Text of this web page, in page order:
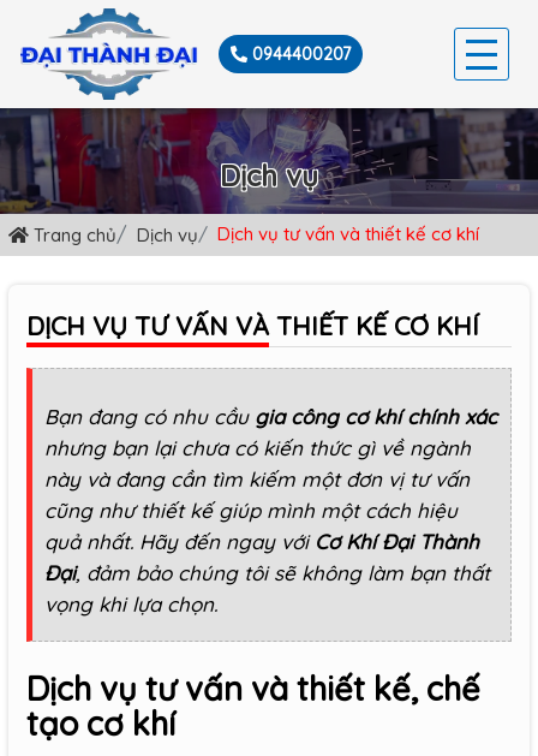
TRANG CHỦ
GIỚI THIỆU
SẢN PHẨM
LIÊN HỆ
0944400207
Dịch vụ
Trang chủ Dịch vụ Dịch vụ tư vấn và thiết kế cơ khí
DỊCH VỤ TƯ VẤN VÀ THIẾT KẾ CƠ KHÍ
Bạn đang có nhu cầu gia công cơ khí chính xác
nhưng bạn lại chưa có kiến thức gì về ngành
này và đang cần tìm kiếm một đơn vị tư vấn
cũng như thiết kế giúp mình một cách hiệu
quả nhất. Hãy đến ngay với Cơ Khí Đại Thành
Đại, đảm bảo chúng tôi sẽ không làm bạn thất
vọng khi lựa chọn.
Dịch vụ tư vấn và thiết kế, chế
tạo cơ khí